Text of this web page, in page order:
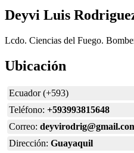
Deyvi Luis
Lcdo. Ciencias del Fuego.
Ubicación
Ecuador (+593)
Teléfono: +593993815648
Correo:
Dirección: Guayaquil